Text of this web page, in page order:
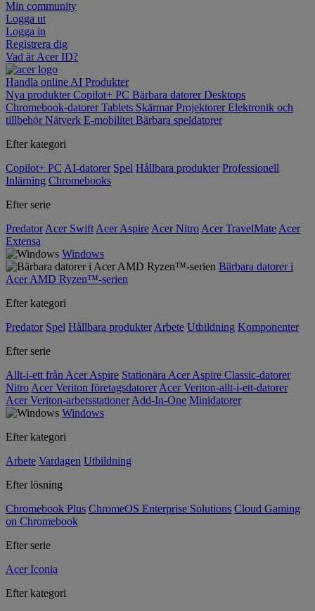
Min community
Logga ut
Logga in
Registrera dig
Vad är Acer ID?
Handla online AI Produkter
Nya produkterCopilot+ PC Bärbara datorerDesktops
Chromebook-datorerTablets SkärmarProjektorerElektronik och
tillbehörNätverk E-mobilitet Bärbara speldatorer
Efter kategori
Copilot+ PC AI-datorer Spel Hållbara produkter Professionell
Inlärning Chromebooks
Efter serie
Predator Acer Swift Acer Aspire Acer Nitro Acer TravelMate Acer
Extensa
Windows
Bärbara datorer i
Acer AMD Ryzen™-serien
Efter kategori
Predator Spel Hållbara produkter Arbete Utbildning Komponenter
Efter serie
Allt-i-ett från Acer Aspire Stationära Acer Aspire Classic-datorer
Nitro Acer Veriton företagsdatorer Acer Veriton-allt-i-ett-datorer
Acer Veriton-arbetsstationer Add-In-One Minidatorer
Windows
Efter kategori
Arbete Vardagen Utbildning
Efter lösning
Chromebook Plus ChromeOS Enterprise Solutions Cloud Gaming
on Chromebook
Efter serie
Acer Iconia
Efter kategori